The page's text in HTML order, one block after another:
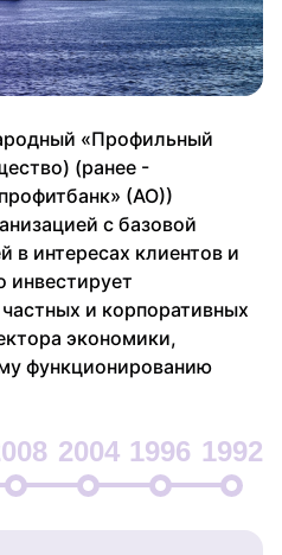
«Профильный
(ранее -
(АО))
с базовой
в интересах клиентов и
инвестирует
и корпоративных
экономики,
функционированию
2004 1996 1992